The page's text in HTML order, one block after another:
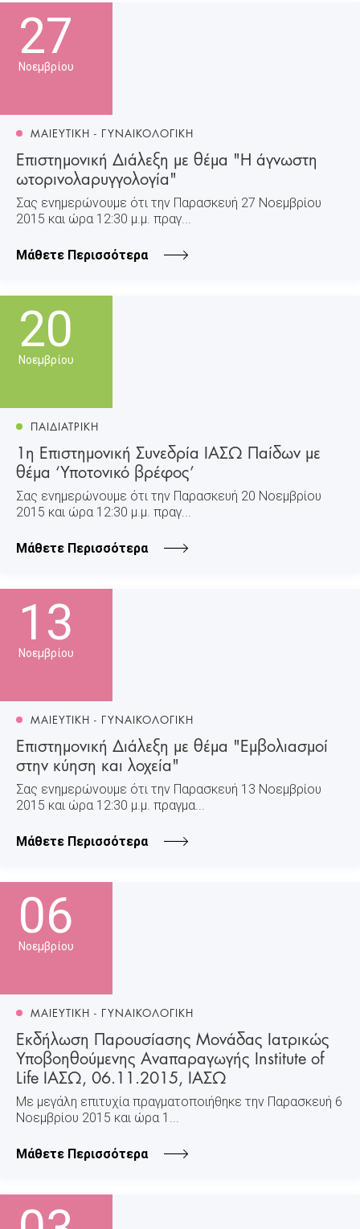
27
Νοεμβρίου
ΜΑΙΕΥΤΙΚΗ - ΓΥΝΑΙΚΟΛΟΓΙΚΗ
Επιστημονική Διάλεξη με θέμα "Η άγνωστη
ωτορινολαρυγγολογία"
Σας ενημερώνουμε ότι την Παρασκευή 27 Νοεμβρίου
2015 και ώρα 12:30 μ.μ. πραγ...
Μάθετε Περισσότερα
20
Νοεμβρίου
ΠΑΙΔΙΑΤΡΙΚΗ
1η Επιστημονική Συνεδρία ΙΑΣΩ Παίδων με
θέμα ‘Υποτονικό βρέφος’
Σας ενημερώνουμε ότι την Παρασκευή 20 Νοεμβρίου
2015 και ώρα 12:30 μ.μ. πραγ...
Μάθετε Περισσότερα
13
Νοεμβρίου
ΜΑΙΕΥΤΙΚΗ - ΓΥΝΑΙΚΟΛΟΓΙΚΗ
Επιστημονική Διάλεξη με θέμα "Εμβολιασμοί
στην κύηση και λοχεία"
Σας ενημερώνουμε ότι την Παρασκευή 13 Νοεμβρίου
2015 και ώρα 12:30 μ.μ. πραγμα...
Μάθετε Περισσότερα
06
Νοεμβρίου
ΜΑΙΕΥΤΙΚΗ - ΓΥΝΑΙΚΟΛΟΓΙΚΗ
Εκδήλωση Παρουσίασης Μονάδας Ιατρικώς
Υποβοηθούμενης Αναπαραγωγής Institute of
Life ΙΑΣΩ, 06.11.2015, ΙΑΣΩ
Mε μεγάλη επιτυχία πραγματοποιήθηκε την Παρασκευή 6
Νοεμβρίου 2015 και ώρα 1...
Μάθετε Περισσότερα